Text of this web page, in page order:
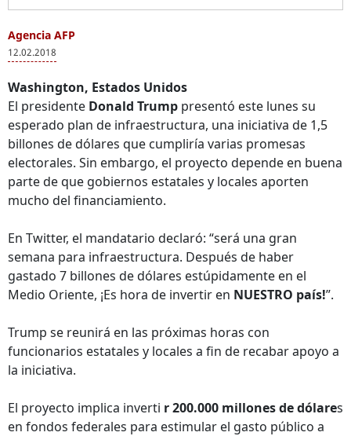
Agencia AFP
12.02.2018
Washington, Estados Unidos
El presidente Donald Trump presentó este lunes su
esperado plan de infraestructura, una iniciativa de 1,5
billones de dólares que cumpliría varias promesas
electorales. Sin embargo, el proyecto depende en buena
parte de que gobiernos estatales y locales aporten
mucho del financiamiento.
En Twitter, el mandatario declaró: “será una gran
semana para infraestructura. Después de haber
gastado 7 billones de dólares estúpidamente en el
Medio Oriente, ¡Es hora de invertir en NUESTRO país!”.
Trump se reunirá en las próximas horas con
funcionarios estatales y locales a fin de recabar apoyo a
la iniciativa.
El proyecto implica inverti r 200.000 millones de dólares
en fondos federales para estimular el gasto público a